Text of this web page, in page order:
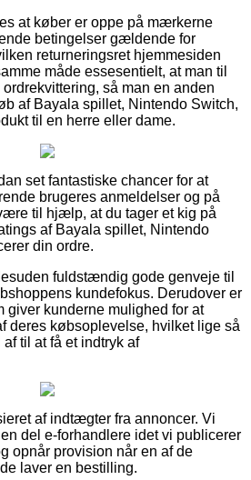
at køber er oppe på mærkerne
betingelser gældende for
returneringsret hjemmesiden
måde essesentielt, at man til
så man en anden
af Bayala spillet, Nintendo Switch,
til en herre eller dame.
set fantastiske chancer for at
brugeres anmeldelser og på
til hjælp, at du tager et kig på
af Bayala spillet, Nintendo
din ordre.
fuldstændig gode genveje til
kundefokus. Derudover er
giver kunderne mulighed for at
deres købsoplevelse, hvilket lige så
til at få et indtryk af
af indtægter fra annoncer. Vi
del e-forhandlere idet vi publicerer
opnår provision når en af de
laver en bestilling.